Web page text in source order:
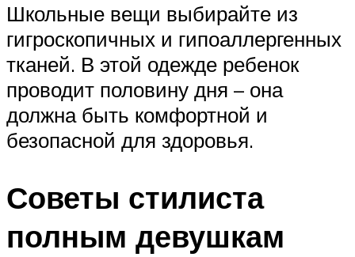
Школьные вещи выбирайте из
гигроскопичных и гипоаллергенных
тканей. В этой одежде ребенок
проводит половину дня – она
должна быть комфортной и
безопасной для здоровья.
Советы стилиста
полным девушкам